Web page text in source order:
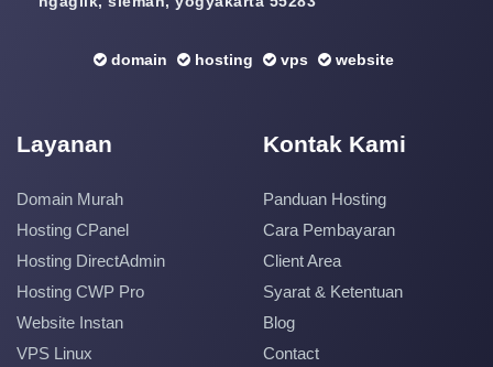
domain hosting vps website
Layanan
Domain Murah
Hosting CPanel
Hosting DirectAdmin
Hosting CWP Pro
Website Instan
VPS Linux
Kontak Kami
Panduan Hosting
Cara Pembayaran
Client Area
Syarat & Ketentuan
Blog
Contact